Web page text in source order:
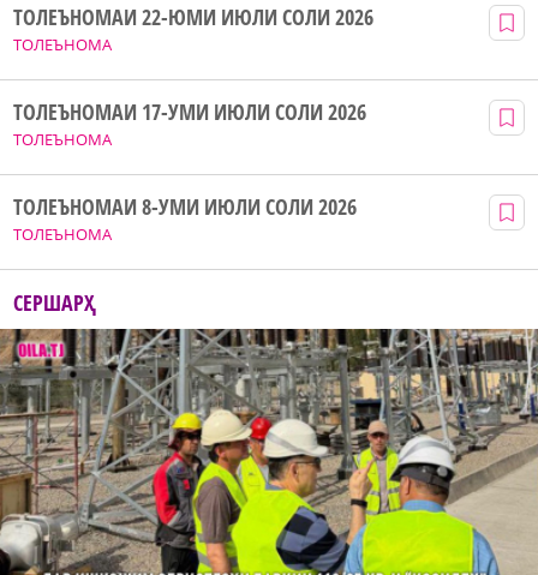
ТОЛЕЪНОМА
ТОЛЕЪНОМАИ 22-ЮМИ ИЮЛИ СОЛИ 2026
ТОЛЕЪНОМА
ТОЛЕЪНОМАИ 17-УМИ ИЮЛИ СОЛИ 2026
ТОЛЕЪНОМА
ТОЛЕЪНОМАИ 8-УМИ ИЮЛИ СОЛИ 2026
СЕРШАРҲ